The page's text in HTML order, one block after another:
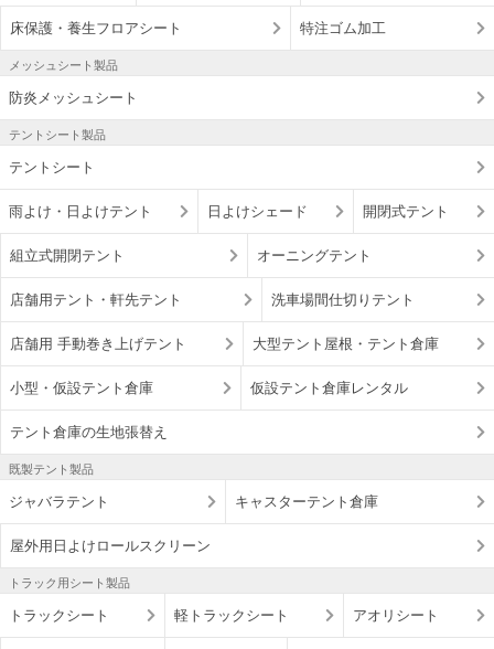
床保護・養生フロアシート 特注ゴム加工
メッシュシート製品
防炎メッシュシート
テントシート製品
テントシート
雨よけ・日よけテント 日よけシェード 開閉式テント
組立式開閉テント オーニングテント
店舗用テント・軒先テント 洗車場間仕切りテント
店舗用 手動巻き上げテント 大型テント屋根・テント倉庫
小型・仮設テント倉庫 仮設テント倉庫レンタル
テント倉庫の生地張替え
既製テント製品
ジャバラテント キャスターテント倉庫
屋外用日よけロールスクリーン
トラック用シート製品
トラックシート 軽トラックシート アオリシート